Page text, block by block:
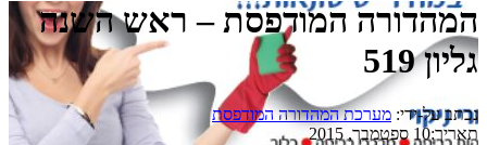
המהדורה המודפסת – ראש השנה
גליון 519
נכתב על-ידי: מערכת המהדורה המודפסת
תאריך:10 ספטמבר, 2015